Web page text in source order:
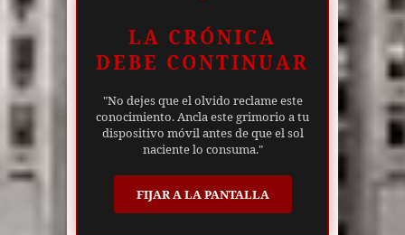
LA CRÓNICA
DEBE CONTINUAR
"No dejes que el olvido reclame este
conocimiento. Ancla este grimorio a tu
dispositivo móvil antes de que el sol
naciente lo consuma."
FIJAR A LA PANTALLA